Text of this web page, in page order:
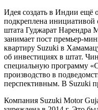
Идея создать в Индии ещё
подкреплена
штата Гуджарат Нарендра
занимает пост премьер-
квартиру Suzuki в
об инвестициях в штат.
специальную программу
производство в
перспективным. В Suzuki
Компания Suzuki Motor